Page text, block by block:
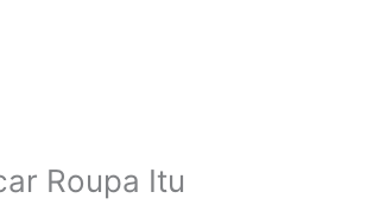
Roupa Itu